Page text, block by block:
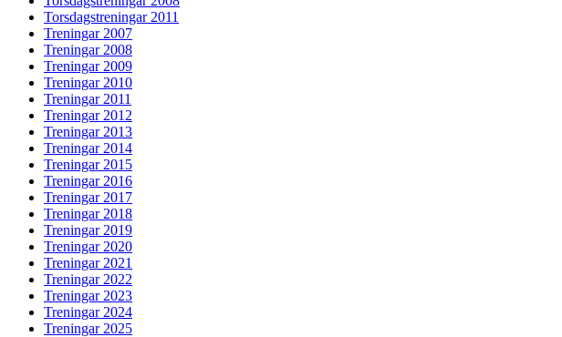
Torsdagstreningar 2011
Treningar 2007
Treningar 2008
Treningar 2009
Treningar 2010
Treningar 2011
Treningar 2012
Treningar 2013
Treningar 2014
Treningar 2015
Treningar 2016
Treningar 2017
Treningar 2018
Treningar 2019
Treningar 2020
Treningar 2021
Treningar 2022
Treningar 2023
Treningar 2024
Treningar 2025